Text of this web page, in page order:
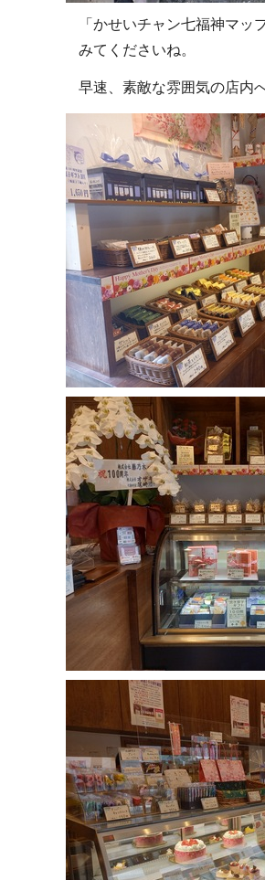
「かせいチャン七福神マ
みてくださいね。
早速、素敵な雰囲気の店内へ